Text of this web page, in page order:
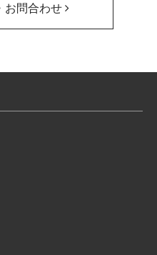
お問合わせ